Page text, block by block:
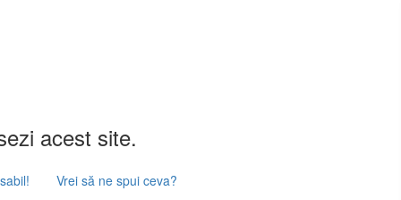
acest site.
Vrei să ne spui ceva?